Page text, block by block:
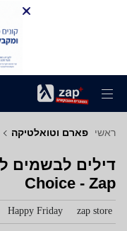
ראשי פארם וטואלטיקה
Choice - Zap
zap store
Happy Friday